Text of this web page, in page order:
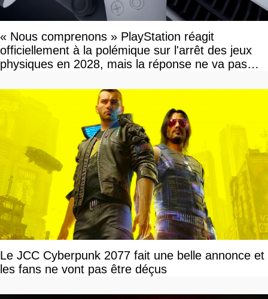
« Nous comprenons » PlayStation réagit
officiellement à la polémique sur l'arrêt des jeux
physiques en 2028, mais la réponse ne va pas
Le JCC Cyberpunk 2077 fait une belle annonce et
les fans ne vont pas être déçus